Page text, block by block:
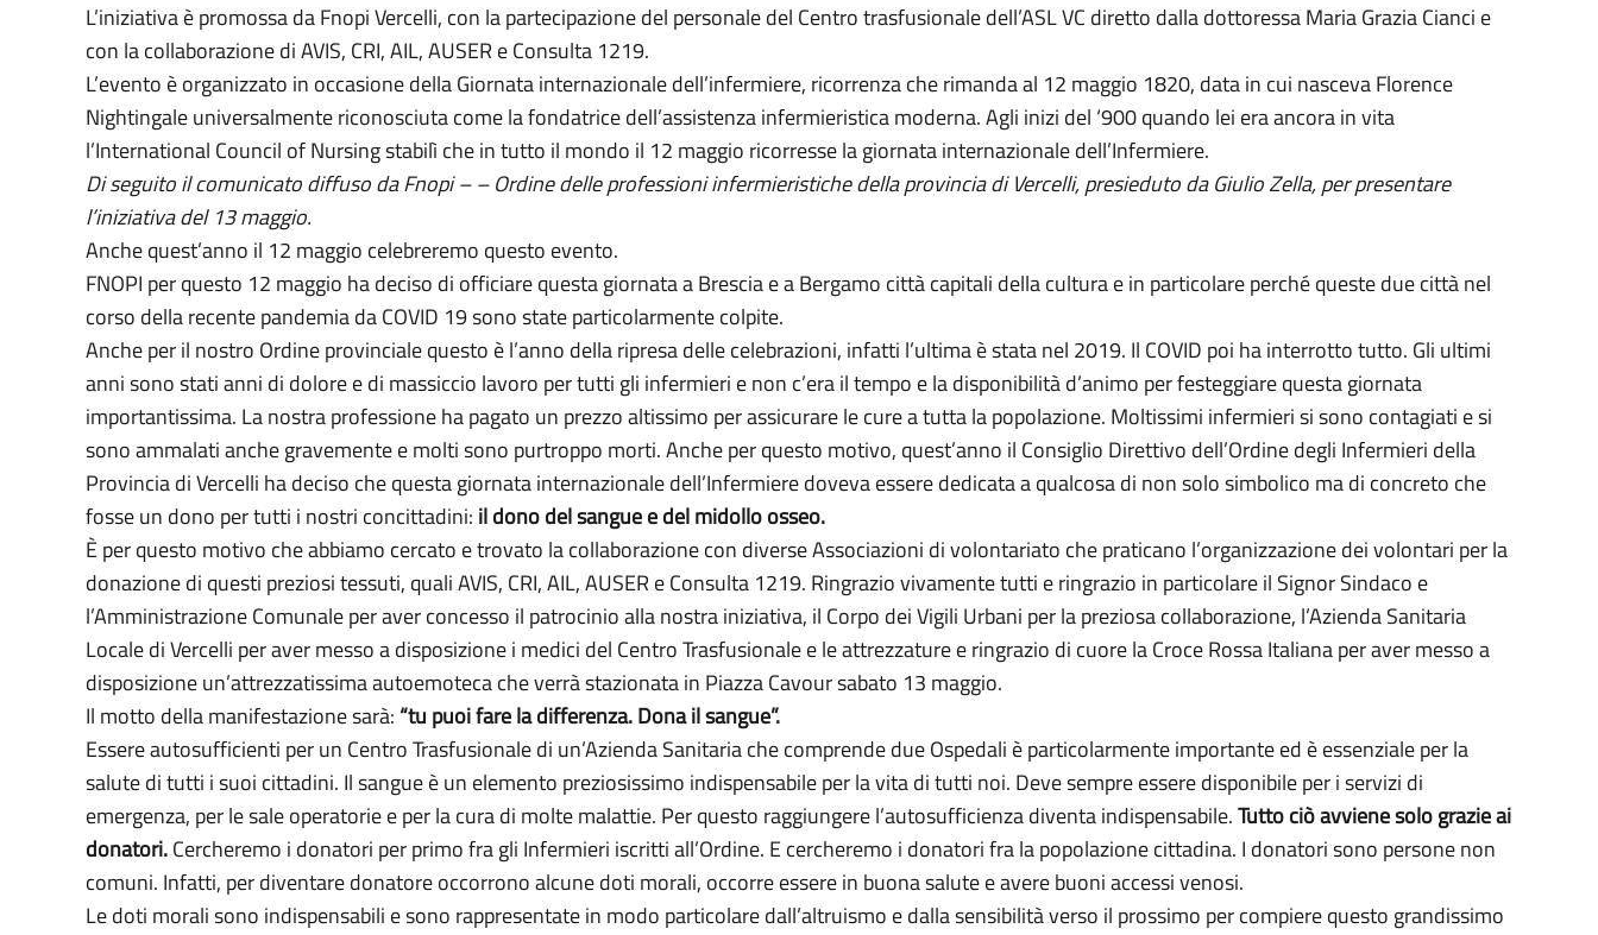
L’iniziativa è promossa da Fnopi Vercelli, con la partecipazione del personale del Centro trasfusionale dell’ASL VC diretto dalla dottoressa Maria Grazia Cianci e
con la collaborazione di AVIS, CRI, AIL, AUSER e Consulta 1219.
L’evento è organizzato in occasione della Giornata internazionale dell’infermiere, ricorrenza che rimanda al 12 maggio 1820, data in cui nasceva Florence
Nightingale universalmente riconosciuta come la fondatrice dell’assistenza infermieristica moderna. Agli inizi del ‘900 quando lei era ancora in vita
l’International Council of Nursing stabilì che in tutto il mondo il 12 maggio ricorresse la giornata internazionale dell’Infermiere.
Di seguito il comunicato diffuso da Fnopi – – Ordine delle professioni infermieristiche della provincia di Vercelli, presieduto da Giulio Zella, per presentare
l’iniziativa del 13 maggio.
Anche quest’anno il 12 maggio celebreremo questo evento.
FNOPI per questo 12 maggio ha deciso di officiare questa giornata a Brescia e a Bergamo città capitali della cultura e in particolare perché queste due città nel
corso della recente pandemia da COVID 19 sono state particolarmente colpite.
Anche per il nostro Ordine provinciale questo è l’anno della ripresa delle celebrazioni, infatti l’ultima è stata nel 2019. Il COVID poi ha interrotto tutto. Gli ultimi
anni sono stati anni di dolore e di massiccio lavoro per tutti gli infermieri e non c’era il tempo e la disponibilità d’animo per festeggiare questa giornata
importantissima. La nostra professione ha pagato un prezzo altissimo per assicurare le cure a tutta la popolazione. Moltissimi infermieri si sono contagiati e si
sono ammalati anche gravemente e molti sono purtroppo morti. Anche per questo motivo, quest’anno il Consiglio Direttivo dell’Ordine degli Infermieri della
Provincia di Vercelli ha deciso che questa giornata internazionale dell’Infermiere doveva essere dedicata a qualcosa di non solo simbolico ma di concreto che
fosse un dono per tutti i nostri concittadini: il dono del sangue e del midollo osseo.
È per questo motivo che abbiamo cercato e trovato la collaborazione con diverse Associazioni di volontariato che praticano l’organizzazione dei volontari per la
donazione di questi preziosi tessuti, quali AVIS, CRI, AIL, AUSER e Consulta 1219. Ringrazio vivamente tutti e ringrazio in particolare il Signor Sindaco e
l’Amministrazione Comunale per aver concesso il patrocinio alla nostra iniziativa, il Corpo dei Vigili Urbani per la preziosa collaborazione, l’Azienda Sanitaria
Locale di Vercelli per aver messo a disposizione i medici del Centro Trasfusionale e le attrezzature e ringrazio di cuore la Croce Rossa Italiana per aver messo a
disposizione un’attrezzatissima autoemoteca che verrà stazionata in Piazza Cavour sabato 13 maggio.
Il motto della manifestazione sarà: “tu puoi fare la differenza. Dona il sangue”.
Essere autosufficienti per un Centro Trasfusionale di un’Azienda Sanitaria che comprende due Ospedali è particolarmente importante ed è essenziale per la
salute di tutti i suoi cittadini. Il sangue è un elemento preziosissimo indispensabile per la vita di tutti noi. Deve sempre essere disponibile per i servizi di
emergenza, per le sale operatorie e per la cura di molte malattie. Per questo raggiungere l’autosufficienza diventa indispensabile.Tutto ciò avviene solo grazie ai
donatori.Cercheremo i donatori per primo fra gli Infermieri iscritti all’Ordine. E cercheremo i donatori fra la popolazione cittadina. I donatori sono persone non
comuni. Infatti, per diventare donatore occorrono alcune doti morali, occorre essere in buona salute e avere buoni accessi venosi.
Le doti morali sono indispensabili e sono rappresentate in modo particolare dall’altruismo e dalla sensibilità verso il prossimo per compiere questo grandissimo